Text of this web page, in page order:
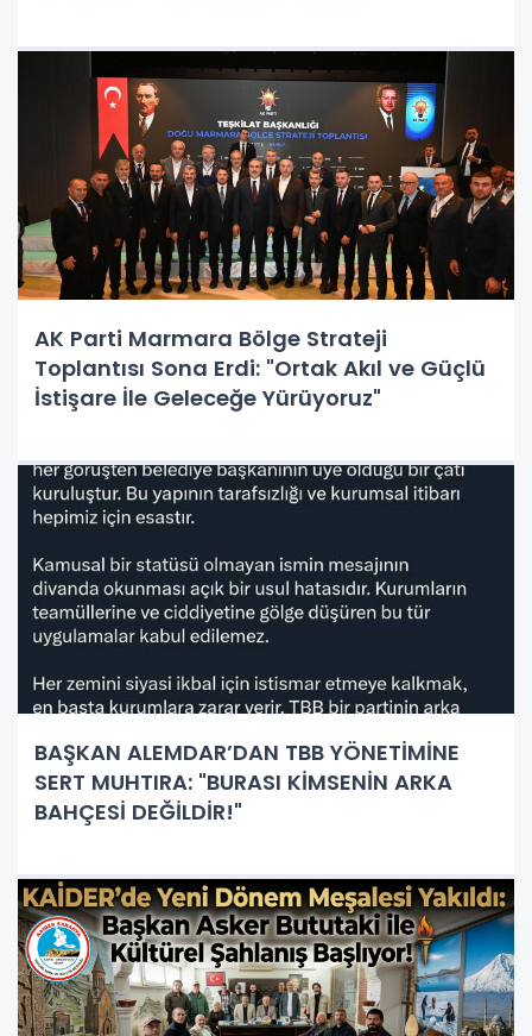
AK Parti Marmara Bölge Strateji
Toplantısı Sona Erdi: "Ortak Akıl ve Güçlü
İstişare İle Geleceğe Yürüyoruz"
BAŞKAN ALEMDAR’DAN TBB YÖNETİMİNE
SERT MUHTIRA: "BURASI KİMSENİN ARKA
BAHÇESİ DEĞİLDİR!"